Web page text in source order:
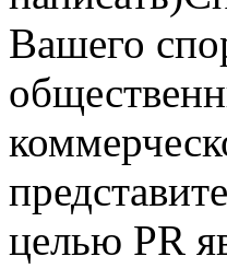
Вашего
целью PR